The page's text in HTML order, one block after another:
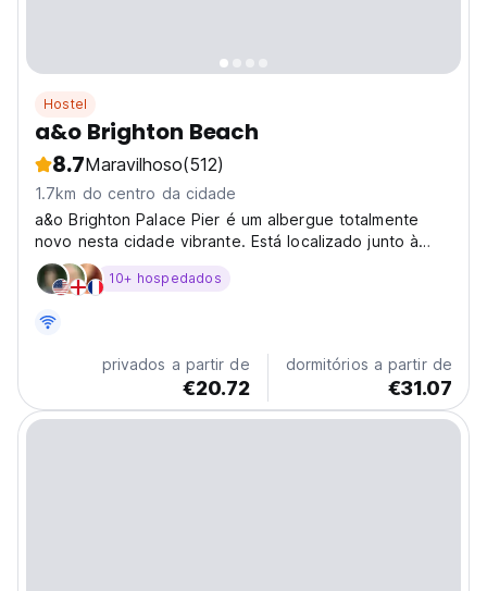
Hostel
a&o Brighton Beach
8.7Maravilhoso(512)
1.7km do centro da cidade
a&o Brighton Palace Pier é um albergue totalmente
novo nesta cidade vibrante. Está localizado junto à
praia, perto do cais e a poucos passos do
movimentado centro da cidade.
10+ hospedados
privados a partir de
€20.72
dormitórios a partir de
€31.07